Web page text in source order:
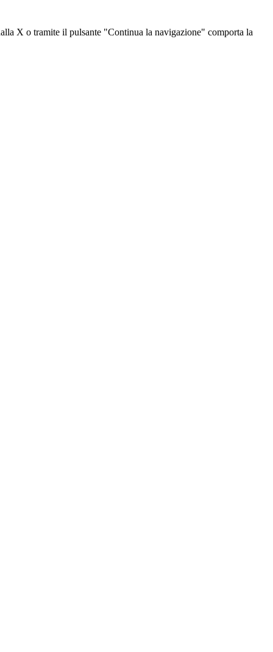
X o tramite il pulsante "Continua la navigazione" comporta la